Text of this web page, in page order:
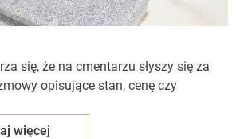
się, że na cmentarzu słyszy się za
opisujące stan, cenę czy
więcej